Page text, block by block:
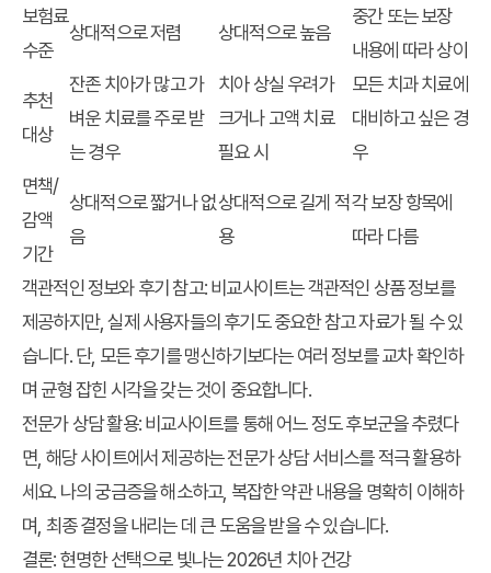
보험료
수준
상대적으로 저렴 상대적으로 높음
중간 또는 보장
내용에 따라 상이
추천
대상
잔존 치아가 많고 가
벼운 치료를 주로 받
는 경우
치아 상실 우려가
크거나 고액 치료
필요 시
모든 치과 치료에
대비하고 싶은 경
우
면책/
감액
기간
상대적으로 짧거나 없
음
상대적으로 길게 적
용
각 보장 항목에
따라 다름
객관적인 정보와 후기 참고:비교사이트는 객관적인 상품 정보를
제공하지만, 실제 사용자들의 후기도 중요한 참고 자료가 될 수 있
습니다. 단, 모든 후기를 맹신하기보다는 여러 정보를 교차 확인하
며 균형 잡힌 시각을 갖는 것이 중요합니다.
전문가 상담 활용:비교사이트를 통해 어느 정도 후보군을 추렸다
면, 해당 사이트에서 제공하는 전문가 상담 서비스를 적극 활용하
세요. 나의 궁금증을 해소하고, 복잡한 약관 내용을 명확히 이해하
며, 최종 결정을 내리는 데 큰 도움을 받을 수 있습니다.
결론: 현명한 선택으로 빛나는 2026년 치아 건강